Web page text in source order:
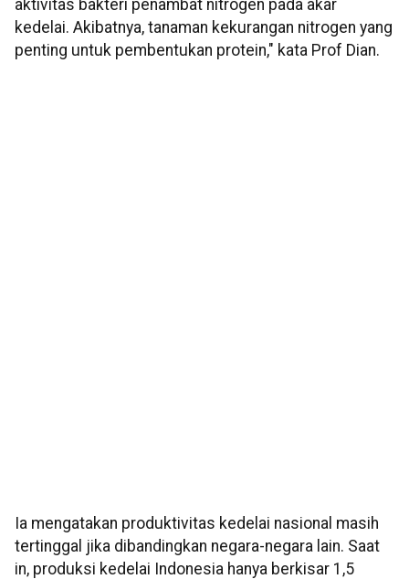
aktivitas bakteri penambat nitrogen pada akar
kedelai. Akibatnya, tanaman kekurangan nitrogen yang
penting untuk pembentukan protein," kata Prof Dian.
Ia mengatakan produktivitas kedelai nasional masih
tertinggal jika dibandingkan negara-negara lain. Saat
in, produksi kedelai Indonesia hanya berkisar 1,5